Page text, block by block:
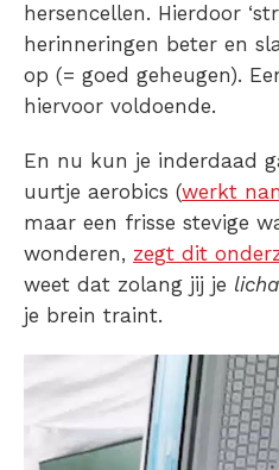
hersencellen. Hierdoor
herinneringen beter en
op (= goed geheugen).
hiervoor voldoende.
En nu kun je inderdaad
uurtje aerobics (werkt
maar een frisse stevige
wonderen, zegt dit
weet dat zolang jij je
je brein traint.